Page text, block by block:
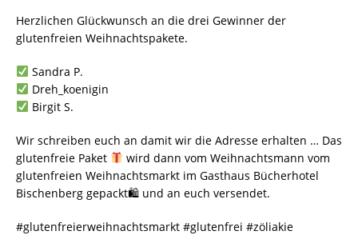
Herzlichen Glückwunsch an die drei Gewinner der
glutenfreien Weihnachtspakete.
Sandra P.
Dreh_koenigin
Birgit S.
Wir schreiben euch an damit wir die Adresse erhalten … Das
glutenfreie Paket
wird dann vom Weihnachtsmann vom
glutenfreien Weihnachtsmarkt im Gasthaus Bücherhotel
Bischenberg gepackt🛍 und an euch versendet.
#glutenfreierweihnachtsmarkt #glutenfrei #zöliakie